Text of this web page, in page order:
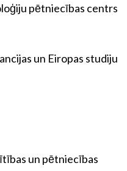
pētniecības centrs
un Eiropas studiju
un pētniecības